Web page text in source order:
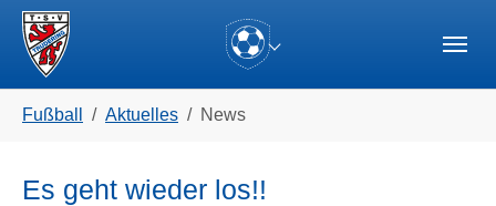
Skip to main navigation
Zum Hauptinhalt springen
Skip to page footer
Fußball Aktuelles News
Es geht wieder los!!